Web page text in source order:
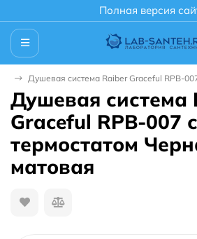
Полная версия
Душевая система Raiber Graceful RPB-
Душевая система
Graceful RPB-007 с
термостатом
матовая